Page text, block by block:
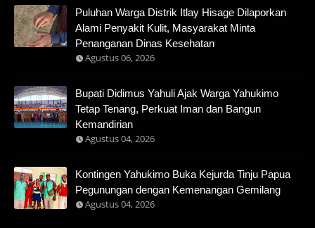
Puluhan Warga Distrik Itlay Hisage Dilaporkan
Alami Penyakit Kulit, Masyarakat Minta
Penanganan Dinas Kesehatan
Agustus 06, 2026
Bupati Didimus Yahuli Ajak Warga Yahukimo
Tetap Tenang, Perkuat Iman dan Bangun
Kemandirian
Agustus 04, 2026
Kontingen Yahukimo Buka Kejurda Tinju Papua
Pegunungan dengan Kemenangan Gemilang
Agustus 04, 2026